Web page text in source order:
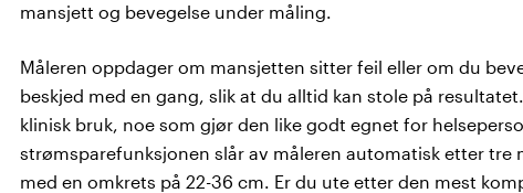
mansjett og bevegelse under måling.
Måleren oppdager om mansjetten sitter feil eller om du
beskjed med en gang, slik at du alltid kan stole på
klinisk bruk, noe som gjør den like godt egnet for
strømsparefunksjonen slår av måleren automatisk etter
med en omkrets på 22-36 cm. Er du ute etter den mest